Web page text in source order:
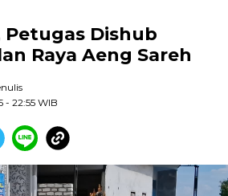
Petugas Dishub
Raya Aeng Sareh
- 22:55 WIB